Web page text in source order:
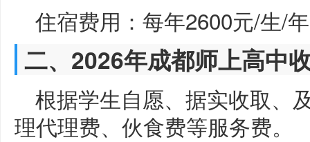
住宿费用：每年2600元/生/
二、2026年成都师上高中
根据学生自愿、据实收取、
理代理费、伙食费等服务费。